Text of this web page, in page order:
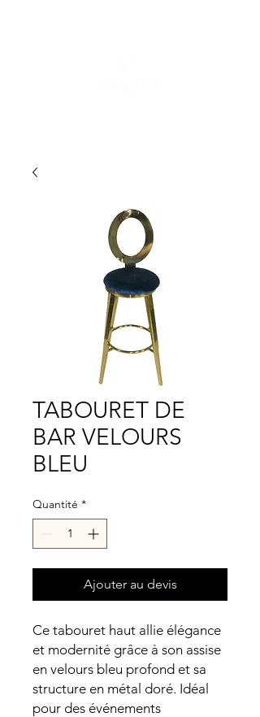
TABOURET DE
BAR VELOURS
BLEU
Quantité *
Ajouter au devis
Ce tabouret haut allie élégance
et modernité grâce à son assise
en velours bleu profond et sa
structure en métal doré. Idéal
pour des événements